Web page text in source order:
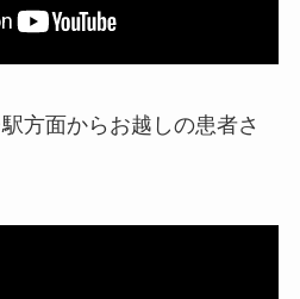
方面からお越しの患者さ